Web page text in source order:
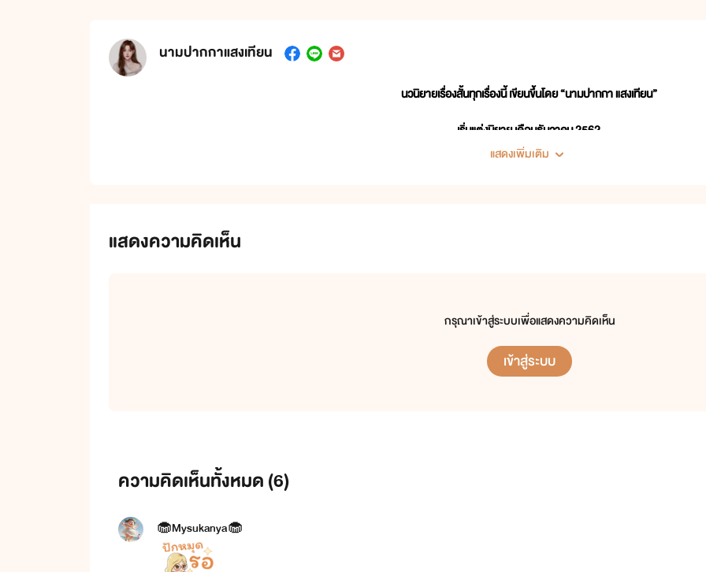
นามปากกาแสงเทียน
นวนิยายเรื่องสั้นทุกเรื่องนี้ เขียนขึ้นโดย “นามปากกา แสงเทียน”
เริ่มแต่งนิยาย เดือนธันวาคม 2562
ขอบคุณที่สนับสนุนด้วยดีเสมอมา ถนัดแนวดราม่า สุขนิยมค่ะ
แสดงเพิ่มเติม
แสดงความคิดเห็น
กรุณาเข้าสู่ระบบเพื่อแสดงความคิดเห็น
เข้าสู่ระบบ
ความคิดเห็นทั้งหมด (6)
🧁Mysukanya🧁